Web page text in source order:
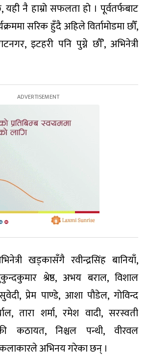
नै हाम्रो सफलता हो । पूर्वतर्फबाट
सरिक हुँदै अहिले विर्तामोडमा छौँ,
इटहरी पनि पुग्ने छौँ’, अभिनेत्री
खड्कासँगै रवीन्द्रसिंह बानियाँ,
श्रेष्ठ, अभय बराल, विशाल
प्रेम पाण्डे, आशा पौडेल, गोविन्द
तारा शर्मा, रमेश वादी, सरस्वती
कठायत, निश्चल पन्थी, वीरवल
अभिनय गरेका छन् ।